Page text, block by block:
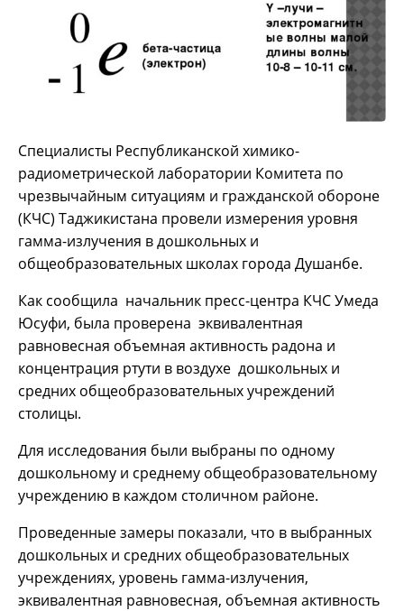
Специалисты Республиканской химико-
радиометрической лаборатории Комитета по
чрезвычайным ситуациям и гражданской обороне
(КЧС) Таджикистана провели измерения уровня
гамма-излучения в дошкольных и
общеобразовательных школах города Душанбе.
Как сообщила начальник пресс-центра КЧС Умеда
Юсуфи, была проверена эквивалентная
равновесная объемная активность радона и
концентрация ртути в воздухе дошкольных и
средних общеобразовательных учреждений
столицы.
Для исследования были выбраны по одному
дошкольному и среднему общеобразовательному
учреждению в каждом столичном районе.
Проведенные замеры показали, что в выбранных
дошкольных и средних общеобразовательных
учреждениях, уровень гамма-излучения,
эквивалентная равновесная, объемная активность